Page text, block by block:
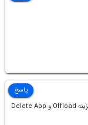
چرا تو قسمت iPhone Storage گزینه Offload و Delete App
پاسخ